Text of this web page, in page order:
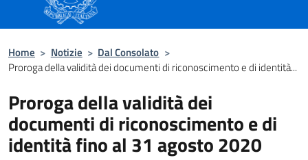
Home > Notizie > Dal Consolato >
Proroga della validità dei documenti di riconoscimento e di identità...
Proroga della validità dei
documenti di riconoscimento e di
identità fino al 31 agosto 2020